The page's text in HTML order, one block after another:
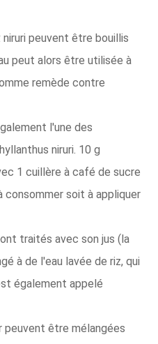
peuvent être bouillis
peut alors être utilisée à
remède contre
l'une des
niruri. 10 g
1 cuillère à café de sucre
consommer soit à appliquer
traités avec son jus (la
à de l'eau lavée de riz, qui
également appelé
peuvent être mélangées